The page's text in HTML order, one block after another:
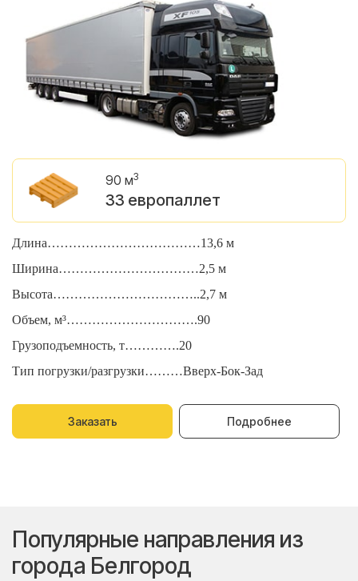
90 м3
33 европаллет
Длина………………………………13,6 м
Ширина……………………………2,5 м
Высота……………………………..2,7 м
Объем, м³………………………….90
Грузоподъемность, т………….20
Тип погрузки/разгрузки………Вверх-Бок-Зад
Заказать Подробнее
Популярные направления из
города Белгород